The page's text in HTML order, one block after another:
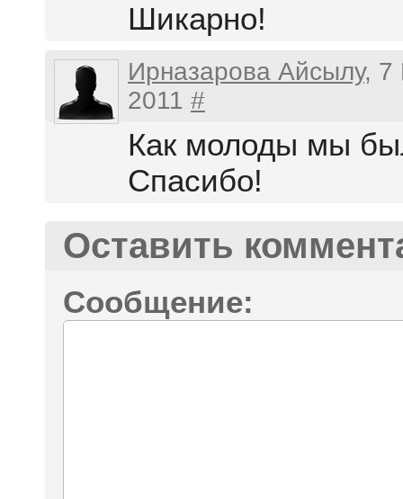
Шикарно!
Ирназарова Айсылу, 7
2011 #
Как молоды мы
Спасибо!
Оставить
Сообщение: